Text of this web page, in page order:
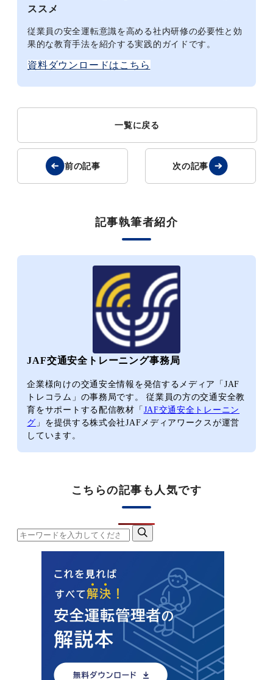
ススメ
従業員の安全運転意識を高める社内研修の必要性と効
果的な教育手法を紹介する実践的ガイドです。
資料ダウンロードはこちら
前の記事
一覧に戻る
次の記事
記事執筆者紹介
JAF交通安全トレーニング事務局
企業様向けの交通安全情報を発信するメディア「JAF
トレコラム」の事務局です。 従業員の方の交通安全教
育をサポートする配信教材「JAF交通安全トレーニン
グ 」を提供する株式会社JAFメディアワークスが運営
しています。
こちらの記事も人気です